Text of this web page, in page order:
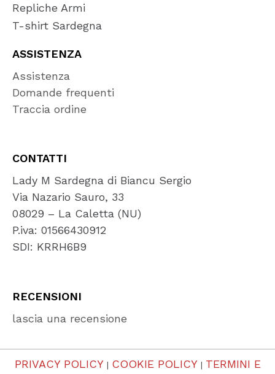
Repliche Armi
T-shirt Sardegna
ASSISTENZA
Assistenza
Domande frequenti
Traccia ordine
CONTATTI
Lady M Sardegna di Biancu Sergio
Via Nazario Sauro, 33
08029 – La Caletta (NU)
P.iva: 01566430912
SDI: KRRH6B9
RECENSIONI
lascia una recensione
PRIVACY POLICY | COOKIE POLICY | TERMINI E